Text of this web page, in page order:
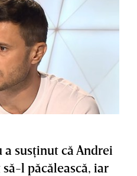
susţinut că Andrei
l păcălească, iar